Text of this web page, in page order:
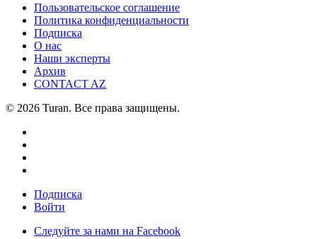
Пользовательское соглашение
Политика конфиденциальности
Подписка
О нас
Наши эксперты
Архив
CONTACT AZ
© 2026 Turan. Все права защищены.
Подписка
Войти
Следуйте за нами на Facebook